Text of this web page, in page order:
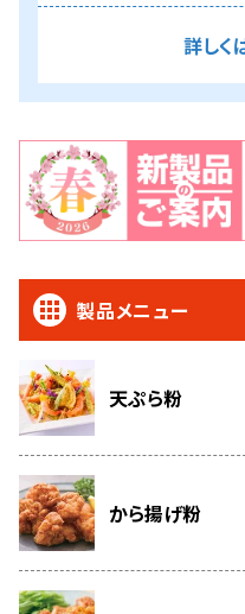
詳しく
製品メニュー
天ぷら粉
から揚げ粉